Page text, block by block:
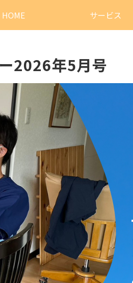
HOME サービス
2026年5月号